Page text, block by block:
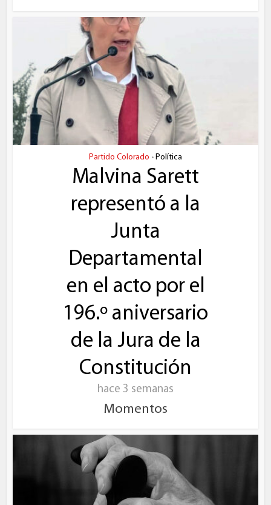
Partido Colorado • Política
Malvina Sarett
representó a la
Junta
Departamental
en el acto por el
196.º aniversario
de la Jura de la
Constitución
hace 3 semanas
Momentos